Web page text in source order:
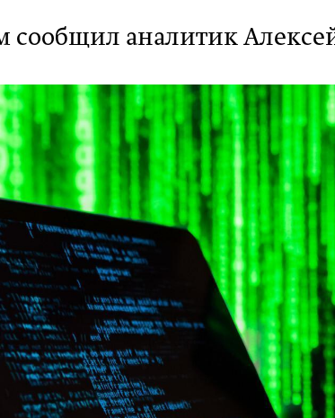
сообщил аналитик